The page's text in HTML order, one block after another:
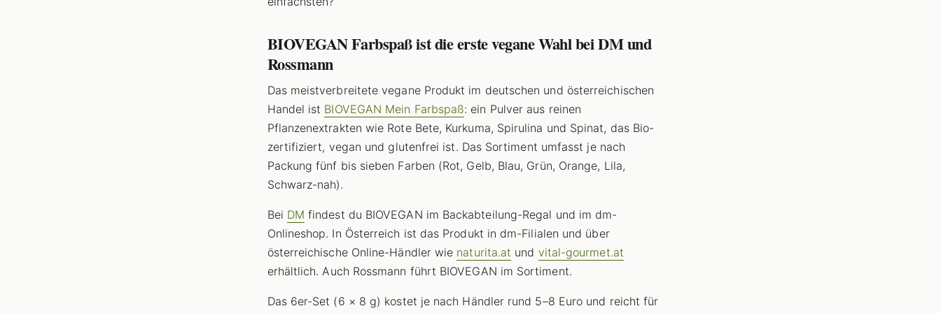
BIOVEGAN Farbspaß ist die erste vegane Wahl bei DM und
Rossmann
Das meistverbreitete vegane Produkt im deutschen und österreichischen
Handel ist BIOVEGAN Mein Farbspaß: ein Pulver aus reinen
Pflanzenextrakten wie Rote Bete, Kurkuma, Spirulina und Spinat, das Bio-
zertifiziert, vegan und glutenfrei ist. Das Sortiment umfasst je nach
Packung fünf bis sieben Farben (Rot, Gelb, Blau, Grün, Orange, Lila,
Schwarz-nah).
Bei DM findest du BIOVEGAN im Backabteilung-Regal und im dm-
Onlineshop. In Österreich ist das Produkt in dm-Filialen und über
österreichische Online-Händler wie naturita.at und vital-gourmet.at
erhältlich. Auch Rossmann führt BIOVEGAN im Sortiment.
Das 6er-Set (6 × 8 g) kostet je nach Händler rund 5–8 Euro und reicht für